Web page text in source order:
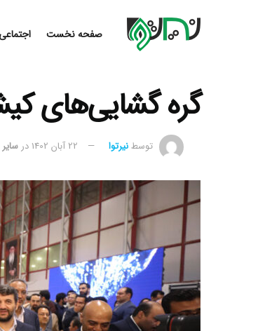
صفحه نخست اجتماعی
گره گشایی‌های
توسطنیرتوا 22 آبان 1402 در سایر